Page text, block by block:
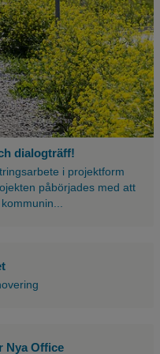
dialogträff!
i projektform
påbörjades med att
Nya Office